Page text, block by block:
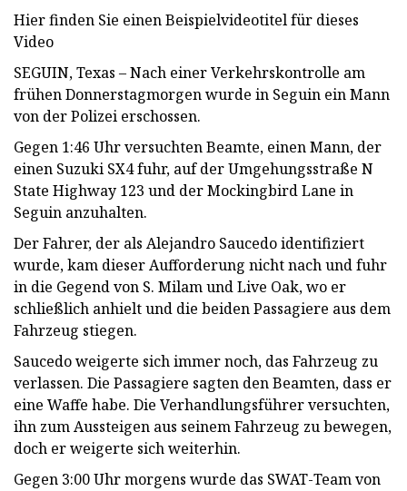
Hier finden Sie einen Beispielvideotitel für dieses
Video
SEGUIN, Texas – Nach einer Verkehrskontrolle am
frühen Donnerstagmorgen wurde in Seguin ein Mann
von der Polizei erschossen.
Gegen 1:46 Uhr versuchten Beamte, einen Mann, der
einen Suzuki SX4 fuhr, auf der Umgehungsstraße N
State Highway 123 und der Mockingbird Lane in
Seguin anzuhalten.
Der Fahrer, der als Alejandro Saucedo identifiziert
wurde, kam dieser Aufforderung nicht nach und fuhr
in die Gegend von S. Milam und Live Oak, wo er
schließlich anhielt und die beiden Passagiere aus dem
Fahrzeug stiegen.
Saucedo weigerte sich immer noch, das Fahrzeug zu
verlassen. Die Passagiere sagten den Beamten, dass er
eine Waffe habe. Die Verhandlungsführer versuchten,
ihn zum Aussteigen aus seinem Fahrzeug zu bewegen,
doch er weigerte sich weiterhin.
Gegen 3:00 Uhr morgens wurde das SWAT-Team von